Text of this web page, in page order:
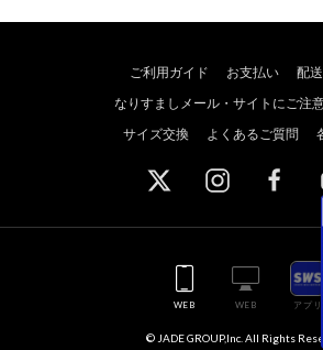
ご利用ガイド お支払い
配
なりすましメール・サイトにご注
サイズ交換
よくあるご質問
WEB WEB アプリ
© JADE GROUP,Inc. All Rights